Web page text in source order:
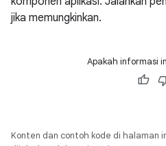
jika memungkinkan.
Apakah informasi
Konten dan contoh kode di halaman